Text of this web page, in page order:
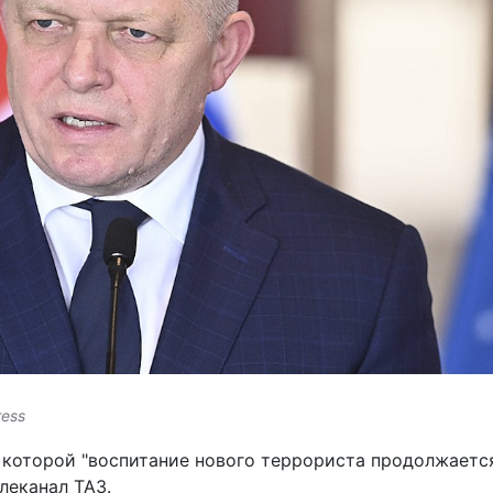
"воспитание нового террориста
TA3.